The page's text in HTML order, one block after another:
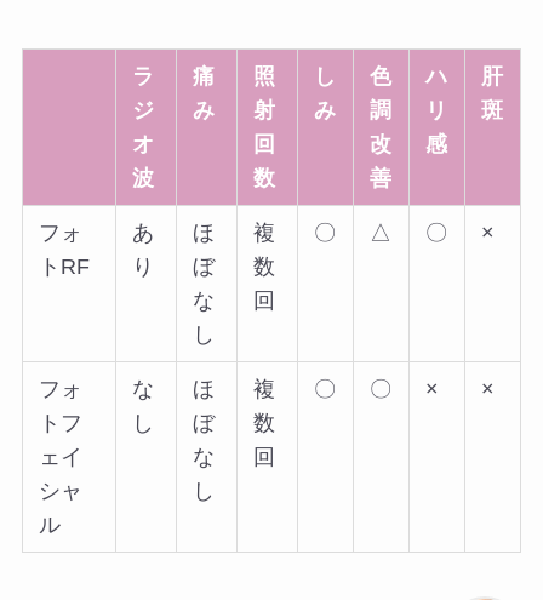
ラ
ジ
オ
波
痛
み
照
射
回
数
し
み
色
調
改
善
ハ
リ
感
肝
斑
フォ
トRF
あ
り
ほ
ぼ
な
し
複
数
回
〇 △ 〇 ×
フォ
トフ
ェイ
シャ
ル
な
し
ほ
ぼ
な
し
複
数
回
〇 〇 × ×